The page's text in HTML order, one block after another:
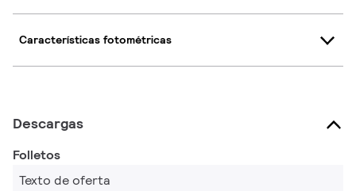
Características fotométricas
Descargas
Folletos
Texto de oferta